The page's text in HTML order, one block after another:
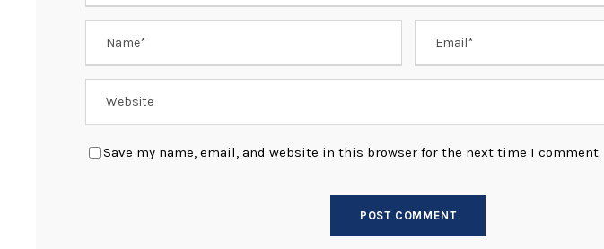
Save my name, email, and website in this browser for the next time I comment.